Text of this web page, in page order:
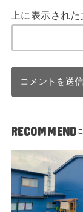
上に表示され
RECOMMEND